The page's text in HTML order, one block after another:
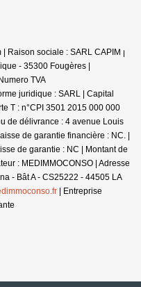
Raison sociale : SARL CAPIM |
- 35300 Fougères |
TVA
juridique : SARL | Capital
T : n°CPI 3501 2015 000 000
de délivrance : 4 avenue Louis
de garantie financière : NC. |
de garantie : NC | Montant de
: MEDIMMOCONSO | Adresse
- Bât A - CS25222 - 44505 LA
| Entreprise